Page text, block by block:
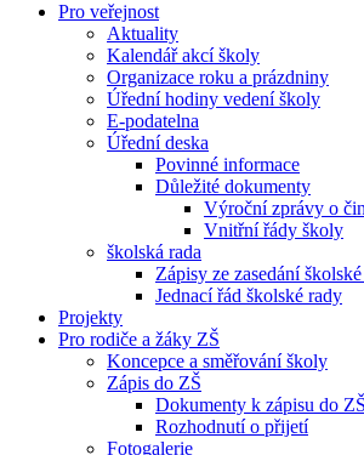
Pro veřejnost
Aktuality
Kalendář akcí školy
Organizace roku a prázdniny
Úřední hodiny vedení školy
E-podatelna
Úřední deska
Povinné informace
Důležité dokumenty
Výroční zprávy o
Vnitřní řády školy
školská rada
Zápisy ze zasedání
Jednací řád školské rady
Projekty
Pro rodiče a žáky ZŠ
Koncepce a směřování školy
Zápis do ZŠ
Dokumenty k zápisu do ZŠ
Rozhodnutí o přijetí
Fotogalerie